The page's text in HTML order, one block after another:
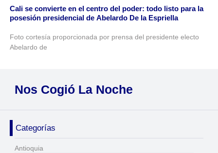
Cali se convierte en el centro del poder: todo listo para la
posesión presidencial de Abelardo De la Espriella
Foto cortesía proporcionada por prensa del presidente electo
Abelardo de
Nos Cogió La Noche
Categorías
Antioquia